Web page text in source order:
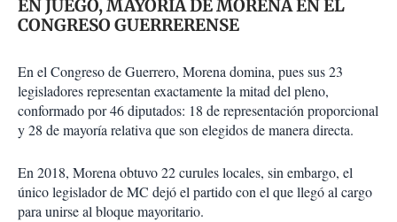
EN JUEGO, MAYORÍA DE MORENA EN EL
CONGRESO GUERRERENSE
En el Congreso de Guerrero, Morena domina, pues sus 23
legisladores representan exactamente la mitad del pleno,
conformado por 46 diputados: 18 de representación proporcional
y 28 de mayoría relativa que son elegidos de manera directa.
En 2018, Morena obtuvo 22 curules locales, sin embargo, el
único legislador de MC dejó el partido con el que llegó al cargo
para unirse al bloque mayoritario.